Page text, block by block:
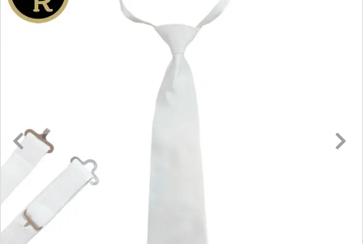
カテゴリーから探す
プロテクターベスト
ブーツ・ブーツバッグ